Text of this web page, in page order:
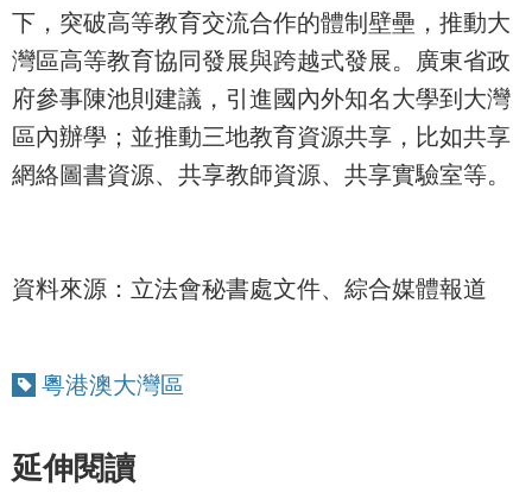
下，突破高等教育交流合作的體制壁壘，推動大
灣區高等教育協同發展與跨越式發展。廣東省政
府參事陳池則建議，引進國內外知名大學到大灣
區內辦學；並推動三地教育資源共享，比如共享
網絡圖書資源、共享教師資源、共享實驗室等。
資料來源：立法會秘書處文件、綜合媒體報道
粵港澳大灣區
延伸閱讀